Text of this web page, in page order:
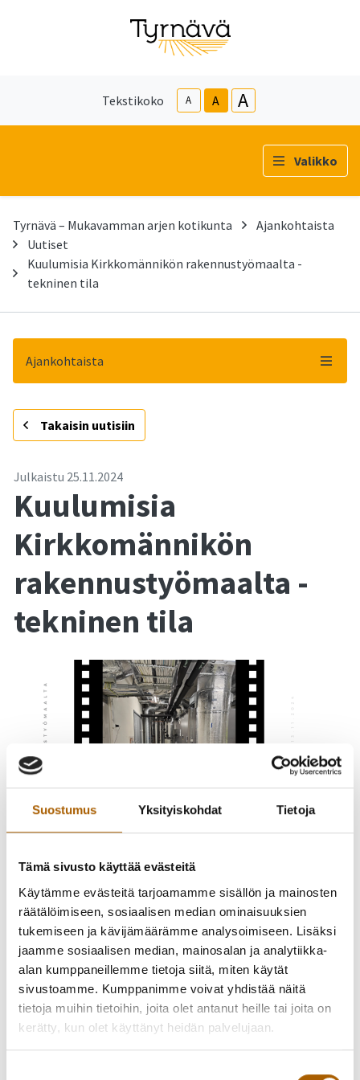
Suostumus Yksityiskohdat Tietoja
Tämä sivusto käyttää evästeitä
Käytämme evästeitä tarjoamamme sisällön ja mainosten
räätälöimiseen, sosiaalisen median ominaisuuksien
tukemiseen ja kävijämäärämme analysoimiseen. Lisäksi
jaamme sosiaalisen median, mainosalan ja analytiikka-
alan kumppaneillemme tietoja siitä, miten käytät
sivustoamme. Kumppanimme voivat yhdistää näitä
tietoja muihin tietoihin, joita olet antanut heille tai joita on
kerätty, kun olet käyttänyt heidän palvelujaan.
Tekstikoko A A A
Valikko
Tyrnävä – Mukavamman arjen kotikunta
Ajankohtaista
Uutiset
Kuulumisia Kirkkomännikön rakennustyömaalta -
tekninen tila
Ajankohtaista
- Takaisin uutisiin
Julkaistu 25.11.2024
Kuulumisia
Kirkkomännikön
rakennustyömaalta -
tekninen tila
Uusi tekninen tila Kirkkomännikön
uudisrakennuksessa